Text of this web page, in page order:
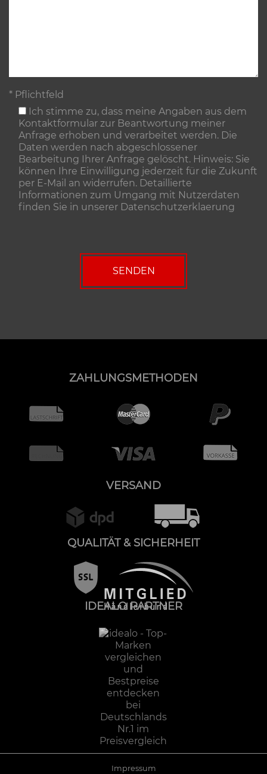
* Pflichtfeld
Ich stimme zu, dass meine Angaben aus dem
Kontaktformular zur Beantwortung meiner
Anfrage erhoben und verarbeitet werden. Die
Daten werden nach abgeschlossener
Bearbeitung Ihrer Anfrage gelöscht. Hinweis: Sie
können Ihre Einwilligung jederzeit für die Zukunft
per E-Mail an widerrufen. Detaillierte
Informationen zum Umgang mit Nutzerdaten
finden Sie in unserer Datenschutzerklaerung
ZAHLUNGSMETHODEN
VERSAND
QUALITÄT & SICHERHEIT
IDEALO PARTNER
Impressum